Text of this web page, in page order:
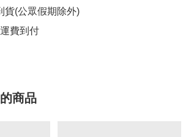
貨(公眾假期除外)
費到付
商品